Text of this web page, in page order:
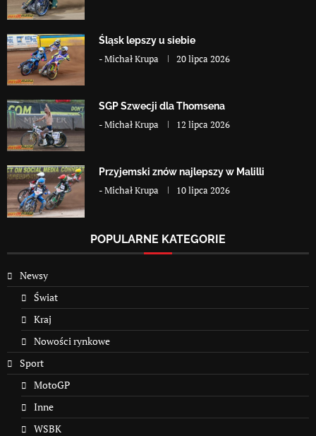
Śląsk lepszy u siebie
-Michał Krupa 20 lipca 2026
SGP Szwecji dla Thomsena
-Michał Krupa 12 lipca 2026
Przyjemski znów najlepszy w Malilli
-Michał Krupa 10 lipca 2026
POPULARNE KATEGORIE
Newsy
Świat
Kraj
Nowości rynkowe
Sport
MotoGP
Inne
WSBK